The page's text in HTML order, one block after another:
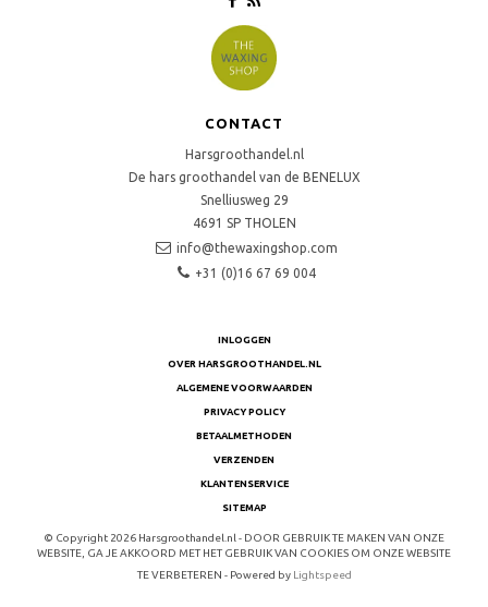
CONTACT
Harsgroothandel.nl
De hars groothandel van de BENELUX
Snelliusweg 29
4691 SP THOLEN
info@thewaxingshop.com
+31 (0)16 67 69 004
INLOGGEN
OVER HARSGROOTHANDEL.NL
ALGEMENE VOORWAARDEN
PRIVACY POLICY
BETAALMETHODEN
VERZENDEN
KLANTENSERVICE
SITEMAP
© Copyright 2026 Harsgroothandel.nl - DOOR GEBRUIK TE MAKEN VAN ONZE
WEBSITE, GA JE AKKOORD MET HET GEBRUIK VAN COOKIES OM ONZE WEBSITE
TE VERBETEREN - Powered by Lightspeed